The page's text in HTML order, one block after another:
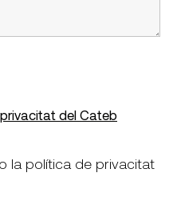
del Cateb
la política de privacitat